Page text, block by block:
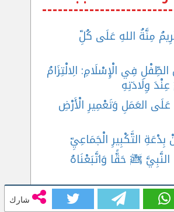
مِنَّةُ اللهِ عَلَى كُلِّ
فِي الْإِسْلَامِ: الِالْتِزَامُ
وِلَادَتِهِ
العَمَلِ وَتَعْمِيرِ الْأَرْضِ
بِدْعَةِ التَّكْبِيرِ الْجَمَاعِيِّ
ﷺ حَقًّا وَاتَّبَعْنَاهُ
عَشْرَةَ : ((جُمْلَةٌ مِنْ
شارك